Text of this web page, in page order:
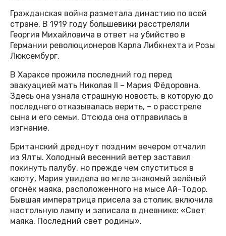
Гражданская война разметала династию по всей
стране. В 1919 году большевики расстреляли
Георгия Михайловича в ответ на убийство в
Германии револю­ционеров Карла Либкнехта и Розы
Люксембург.
В Хараксе прожила последний год перед
эвакуацией мать Николая II – Мария Фёдоровна.
Здесь она узнала страшную новость, в которую до
последнего отказывалась верить, – о расстреле
сына и его семьи. Отсюда она отправилась в
изгнание.
Британский дредноут поздним вечером отчалил
из Ялты. Холодный весенний ветер заставил
покинуть палубу, но прежде чем спуститься в
каюту, Мария увидела во мгле знакомый зелёный
огонёк маяка, расположенного на мысе Ай-Тодор.
Бывшая императрица присела за столик, включила
настольную лампу и записала в дневнике: «Свет
маяка. Последний свет родины».